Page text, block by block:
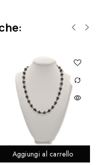
Aggiungi al carrello